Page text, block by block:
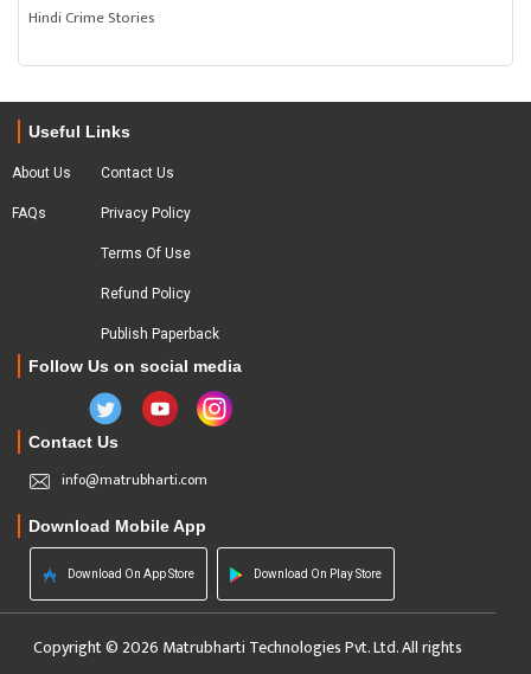
Hindi Crime Stories
Useful Links
About Us
FAQs
Contact Us
Privacy Policy
Terms Of Use
Refund Policy
Publish Paperback
Follow Us on social media
Contact Us
info@matrubharti.com
Download Mobile App
Download On App Store Download On Play Store
Copyright © 2026 Matrubharti Technologies Pvt. Ltd. All rights